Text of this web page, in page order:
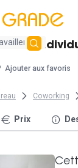
Ajouter aux favoris
Coworking
Prix